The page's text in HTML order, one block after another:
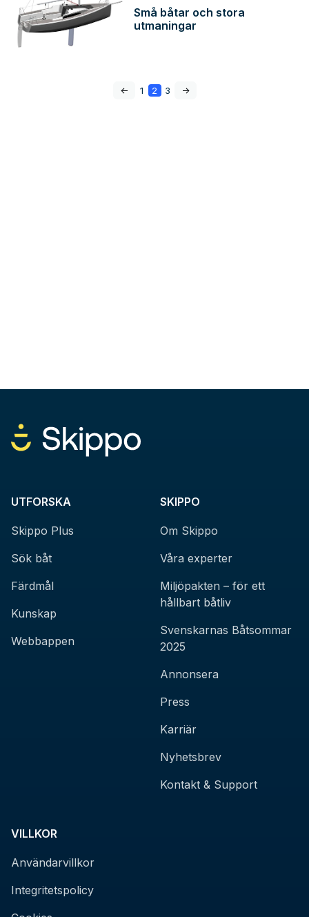
Små båtar och stora
utmaningar
<- 1 2 3 ->
UTFORSKA
Skippo Plus
Sök båt
Färdmål
Kunskap
Webbappen
SKIPPO
Om Skippo
Våra experter
Miljöpakten – för ett
hållbart båtliv
Svenskarnas Båtsommar
2025
Annonsera
Press
Karriär
Nyhetsbrev
Kontakt & Support
VILLKOR
Användarvillkor
Integritetspolicy